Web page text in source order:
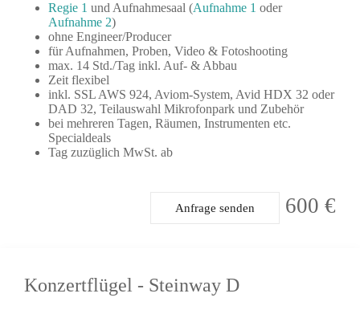
Regie 1 und Aufnahmesaal (Aufnahme 1 oder
Aufnahme 2)
ohne Engineer/Producer
für Aufnahmen, Proben, Video & Fotoshooting
max. 14 Std./Tag inkl. Auf- & Abbau
Zeit flexibel
inkl. SSL AWS 924, Aviom-System, Avid HDX 32 oder
DAD 32, Teilauswahl Mikrofonpark und Zubehör
bei mehreren Tagen, Räumen, Instrumenten etc.
Specialdeals
Tag zuzüglich MwSt. ab
Anfrage senden 600 €
Konzertflügel - Steinway D